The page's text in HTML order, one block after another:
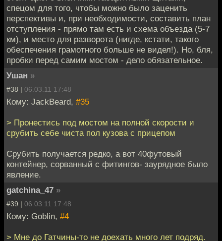
спецом для того, чтобы можно было заценить
перспективы и, при необходимости, составить план
отступления - прямо там есть и схема объезда (5-7
км), и место для разворота (нигде, кстати, такого
обеспечения грамотного больше не видел!). Но, бля,
пробки перед самим мостом - дело обязательное.
Ушан »
#38 | 06.03.11 17:48
Кому: JackBeard, #35
> Пронестись под мостом на полной скорости и
срубить себе чиста пол кузова с прицепом
Срубить получается редко, а вот 40футовый
контейнер, сорванный с фитингов- заурядное было
явление.
gatchina_47 »
#39 | 06.03.11 17:48
Кому: Goblin, #4
> Мне до Гатчины-то не доехать много лет подряд.